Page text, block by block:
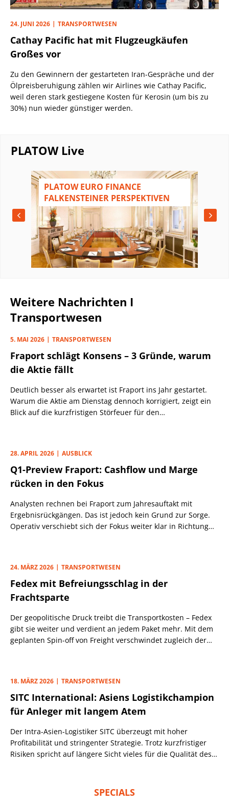
24. JUNI 2026 TRANSPORTWESEN
Cathay Pacific hat mit Flugzeugkäufen
Großes vor
Zu den Gewinnern der gestarteten Iran-Gespräche und der
Ölpreisberuhigung zählen wir Airlines wie Cathay Pacific,
weil deren stark gestiegene Kosten für Kerosin (um bis zu
30%) nun wieder günstiger werden.
PLATOW Live
PLATOW EURO FINANCE
FALKENSTEINER PERSPEKTIVEN
Weitere Nachrichten I
Transportwesen
5. MAI 2026 TRANSPORTWESEN
Fraport schlägt Konsens – 3 Gründe, warum
die Aktie fällt
Deutlich besser als erwartet ist Fraport ins Jahr gestartet.
Warum die Aktie am Dienstag dennoch korrigiert, zeigt ein
Blick auf die kurzfristigen Störfeuer für den
28. APRIL 2026 AUSBLICK
Q1-Preview Fraport: Cashflow und Marge
rücken in den Fokus
Analysten rechnen bei Fraport zum Jahresauftakt mit
Ergebnisrückgängen. Das ist jedoch kein Grund zur Sorge.
Operativ verschiebt sich der Fokus weiter klar in Richtung
24. MÄRZ 2026 TRANSPORTWESEN
Fedex mit Befreiungsschlag in der
Frachtsparte
Der geopolitische Druck treibt die Transportkosten – Fedex
gibt sie weiter und verdient an jedem Paket mehr. Mit dem
geplanten Spin-off von Freight verschwindet zugleich der
18. MÄRZ 2026 TRANSPORTWESEN
SITC International: Asiens Logistikchampion
für Anleger mit langem Atem
Der Intra-Asien-Logistiker SITC überzeugt mit hoher
Profitabilität und stringenter Strategie. Trotz kurzfristiger
Risiken spricht auf längere Sicht vieles für die Qualität des
SPECIALS